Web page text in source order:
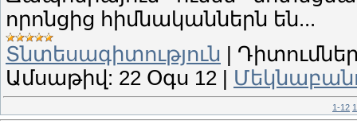
որոնցից հիմնականներն են...
Տնտեսագիտություն
Ամսաթիվ: 22 Օգս 12
1-12